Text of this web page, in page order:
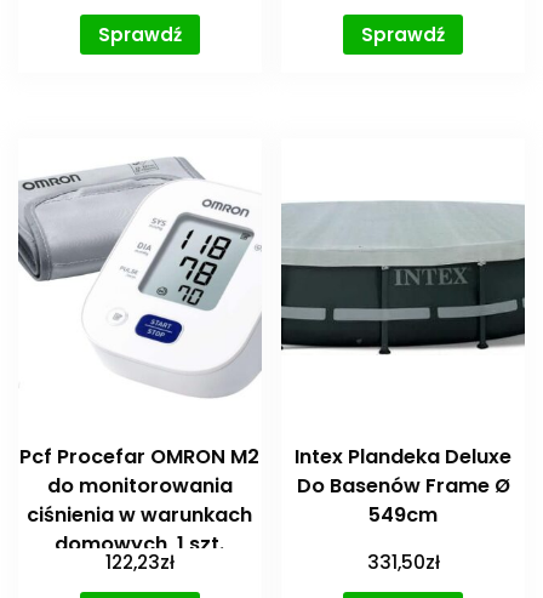
Sprawdź
Sprawdź
Pcf Procefar OMRON M2
do monitorowania
ciśnienia w warunkach
domowych, 1 szt.
122,23zł
Intex Plandeka Deluxe
Do Basenów Frame Ø
549cm
331,50zł